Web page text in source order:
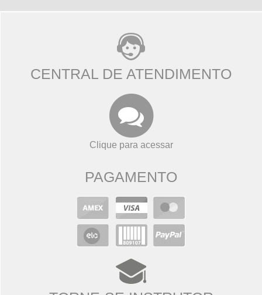
CENTRAL DE ATENDIMENTO
Clique para acessar
PAGAMENTO